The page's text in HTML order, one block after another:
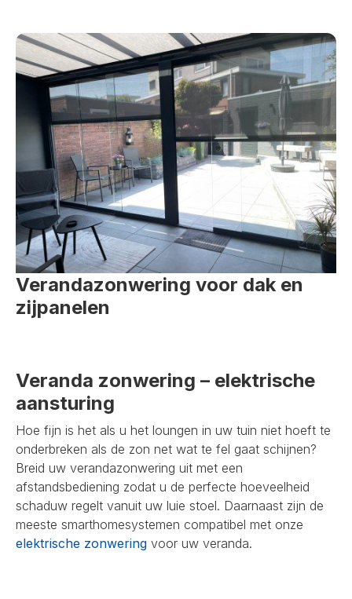
Verandazonwering voor dak en
zijpanelen
Veranda zonwering – elektrische
aansturing
Hoe fijn is het als u het loungen in uw tuin niet hoeft te
onderbreken als de zon net wat te fel gaat schijnen?
Breid uw verandazonwering uit met een
afstandsbediening zodat u de perfecte hoeveelheid
schaduw regelt vanuit uw luie stoel. Daarnaast zijn de
meeste smarthomesystemen compatibel met onze
elektrische zonwering voor uw veranda.